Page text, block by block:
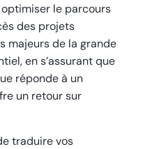
le parcours
des projets
majeurs de la grande
en s’assurant que
réponde à un
un retour sur
traduire vos